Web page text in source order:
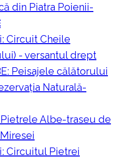
din Piatra Poienii-
Circuit Cheile
- versantul drept
Peisajele călătorului
Naturală-
Albe-traseu de
Circuitul Pietrei